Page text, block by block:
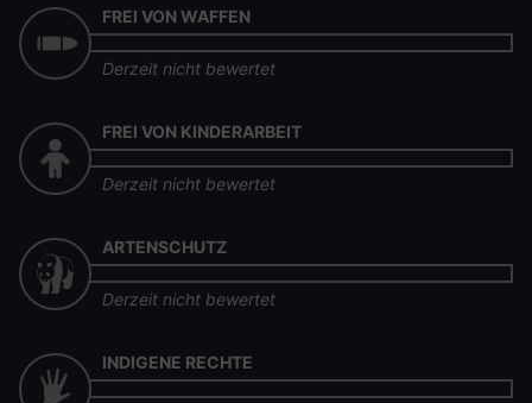
FREI VON WAFFEN
Derzeit nicht bewertet
FREI VON KINDERARBEIT
Derzeit nicht bewertet
ARTENSCHUTZ
Derzeit nicht bewertet
INDIGENE RECHTE